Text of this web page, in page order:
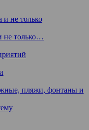
и не только
не только…
пляжи, фонтаны и